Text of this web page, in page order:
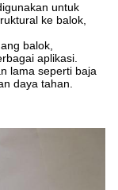
untuk
ke balok,
balok,
aplikasi.
lama seperti baja
daya tahan.